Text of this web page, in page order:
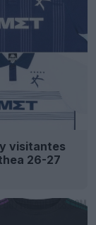
visitantes
26-27